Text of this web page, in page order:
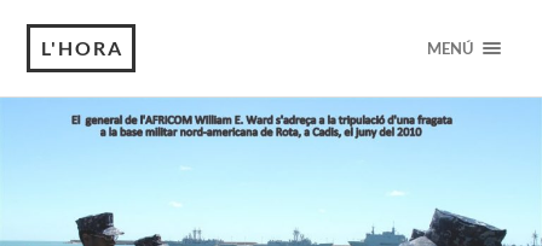
L'HORA MENÚ